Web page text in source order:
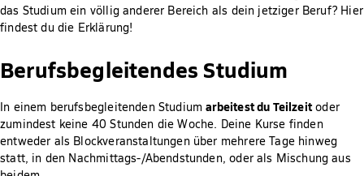
das Studium ein völlig anderer Bereich als dein jetziger Beruf? Hier
findest du die Erklärung!
Berufsbegleitendes Studium
In einem berufsbegleitenden Studiumarbeitest du Teilzeitoder
zumindest keine 40 Stunden die Woche. Deine Kurse finden
entweder als Blockveranstaltungen über mehrere Tage hinweg
statt, in den Nachmittags-/Abendstunden, oder als Mischung aus